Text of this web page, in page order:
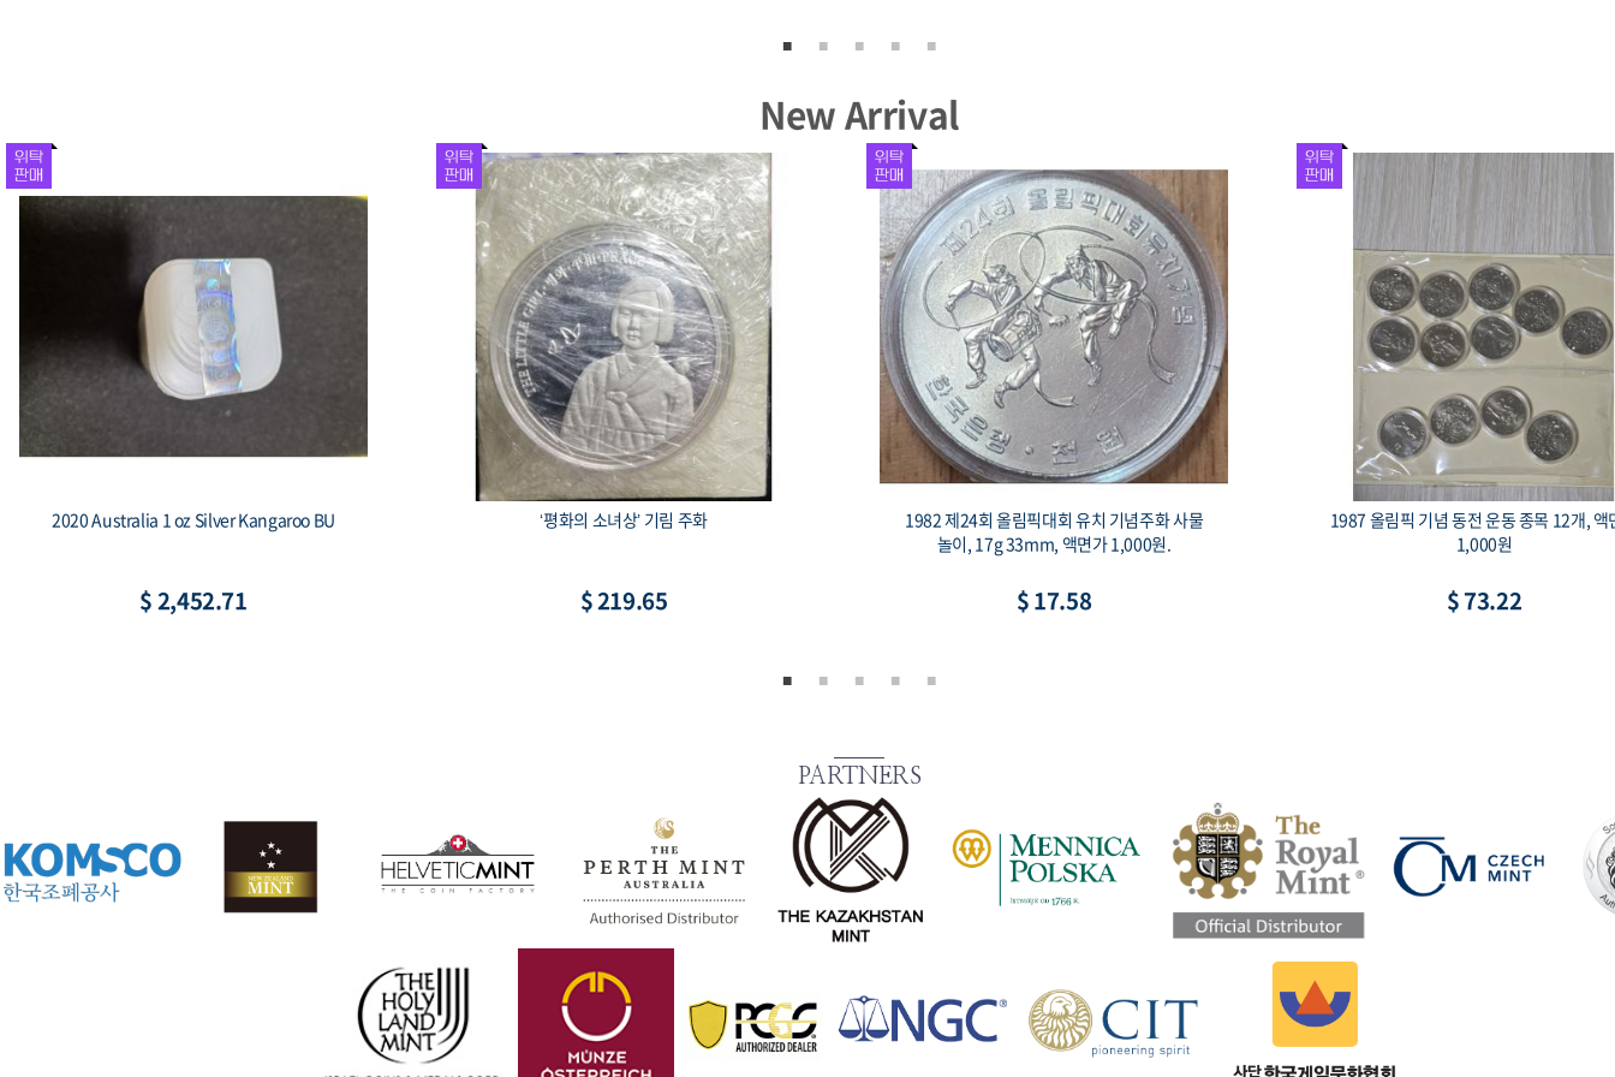
New Arrival
1987 올림픽 기념 동전 운동 종목 12개, 액면가
$ 73.22
1981 대한민국 제5공화국 출범 기념 주화 봉
$ 21.97
1987 서울올림픽 기념주화 유도 33mm 17g
수집용 희귀 코인, 액면가 2,000원
$ 8.79
1982 제24회 올림픽대회 유치 기념
루 프루프, 90% 15g 30mm, 액면
$ 73.22
PARTNERS